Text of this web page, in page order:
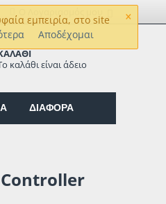
×
εμπειρία, στο site
Αποδέχομαι
καλάθι είναι άδειο
ΔΙΑΦΟΡΑ
Controller